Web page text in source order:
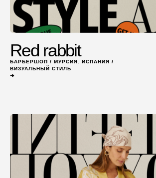
Red rabbit
БАРБЕРШОП / МУРСИЯ. ИСПАНИЯ /
ВИЗУАЛЬНЫЙ СТИЛЬ
➔